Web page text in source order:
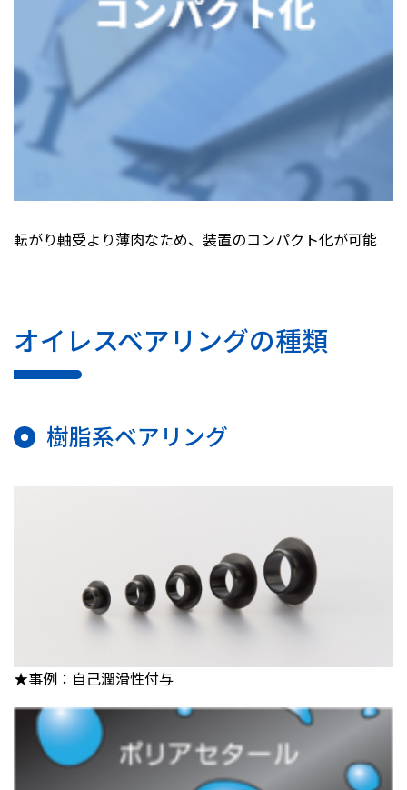
転がり軸受より薄肉なため、装置のコンパクト化が可能
オイレスベアリングの種類
樹脂系ベアリング
★事例：自己潤滑性付与